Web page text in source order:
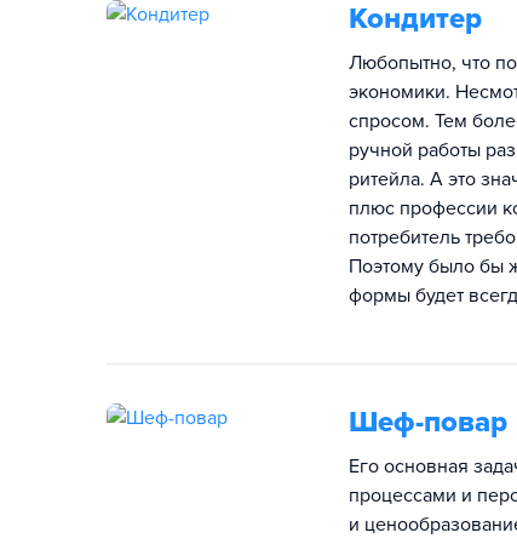
Кондитер
Любопытно, что
экономики.
спросом. Тем
ручной работы
ритейла. А это
плюс профессии
потребитель
Поэтому было бы
формы будет
Шеф-повар
Его основная
процессами и
и